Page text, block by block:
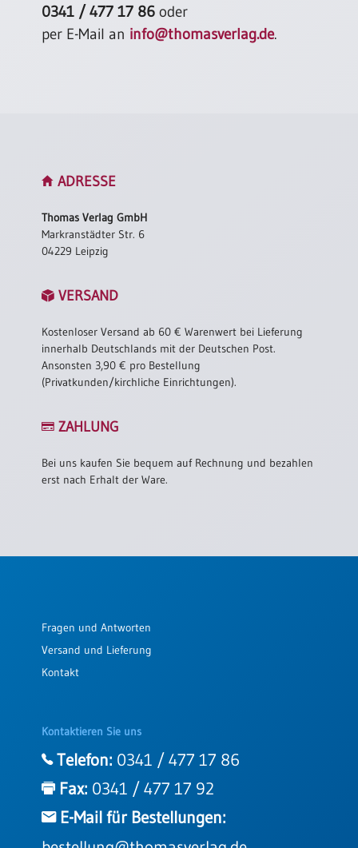
0341 / 477 17 86 oder
per E-Mail an info@thomasverlag.de.
ADRESSE
Thomas Verlag GmbH
Markranstädter Str. 6
04229 Leipzig
VERSAND
Kostenloser Versand ab 60 € Warenwert bei Lieferung
innerhalb Deutschlands mit der Deutschen Post.
Ansonsten 3,90 € pro Bestellung
(Privatkunden/kirchliche Einrichtungen).
ZAHLUNG
Bei uns kaufen Sie bequem auf Rechnung und bezahlen
erst nach Erhalt der Ware.
Fragen und Antworten
Versand und Lieferung
Kontakt
Kontaktieren Sie uns
Telefon: 0341 / 477 17 86
Fax: 0341 / 477 17 92
E-Mail für Bestellungen: